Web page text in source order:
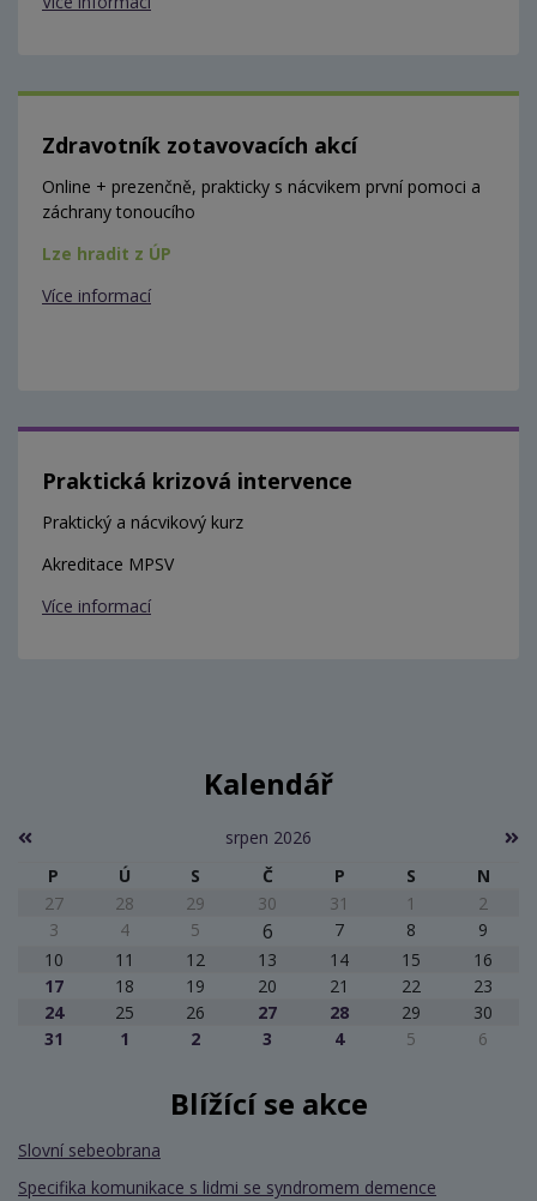
Zdravotník zotavovacích akcí
Online + prezenčně, prakticky s nácvikem první pomoci a
záchrany tonoucího
Lze hradit z ÚP
Více informací
Praktická krizová intervence
Praktický a nácvikový kurz
Akreditace MPSV
Více informací
Kalendář
srpen 2026
P
Ú S Č P S
N
27
28 29 30 31 1
2
3
4 5 6 7 8
9
10
11 12 13 14 15
16
17
18 19 20 21 22
23
24
25 26 27 28 29
30
31
1 2 3 4 5 6
Blížící se akce
Slovní sebeobrana
Specifika komunikace s lidmi se syndromem demence